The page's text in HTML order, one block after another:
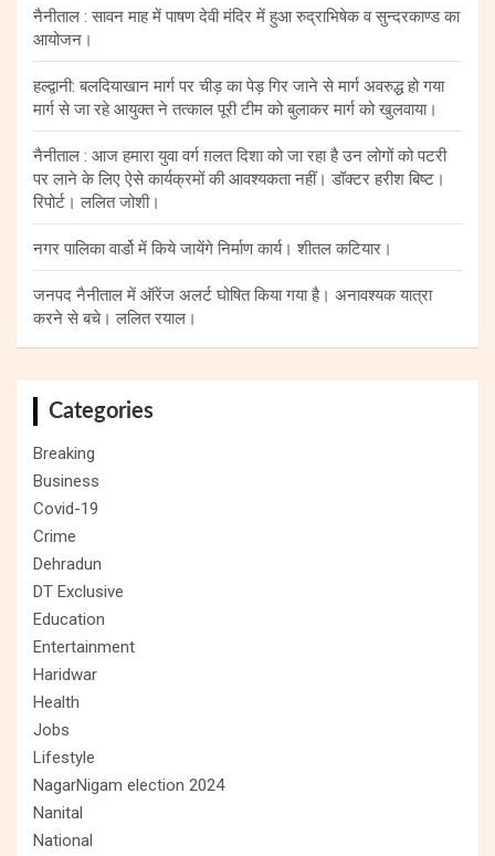
नैनीताल : सावन माह में पाषण देवी मंदिर में हुआ रुद्राभिषेक व सुन्दरकाण्ड का
आयोजन।
हल्द्वानी: बलदियाखान मार्ग पर चीड़ का पेड़ गिर जाने से मार्ग अवरुद्ध हो गया
मार्ग से जा रहे आयुक्त ने तत्काल पूरी टीम को बुलाकर मार्ग को खुलवाया।
नैनीताल : आज हमारा युवा वर्ग ग़लत दिशा को जा रहा है उन लोगों को पटरी
पर लाने के लिए ऐसे कार्यक्रमों की आवश्यकता नहीं। डॉक्टर हरीश बिष्ट।
रिपोर्ट। ललित जोशी।
नगर पालिका वार्डो में किये जायेंगे निर्माण कार्य। शीतल कटियार।
जनपद नैनीताल में ऑरेंज अलर्ट घोषित किया गया है। अनावश्यक यात्रा
करने से बचे। ललित रयाल।
Categories
Breaking
Business
Covid-19
Crime
Dehradun
DT Exclusive
Education
Entertainment
Haridwar
Health
Jobs
Lifestyle
NagarNigam election 2024
Nanital
National